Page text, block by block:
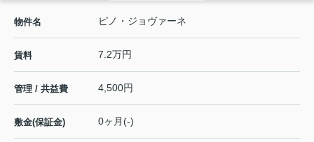
物件名 ピノ・ジョヴァーネ
賃料 7.2万円
管理 / 共益費 4,500円
敷金(保証金) 0ヶ月(-)